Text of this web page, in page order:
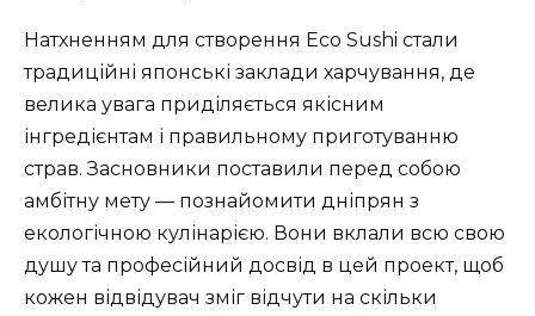
Натхненням для створення Eco Sushi стали
традиційні японські заклади харчування, де
велика увага приділяється якісним
інгредієнтам і правильному приготуванню
страв. Засновники поставили перед собою
амбітну мету — познайомити дніпрян з
екологічною кулінарією. Вони вклали всю свою
душу та професійний досвід в цей проект, щоб
кожен відвідувач зміг відчути на скільки